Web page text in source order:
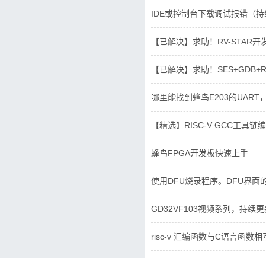
IDE或控制台下载调试报错（持
【已解决】求助！RV-STAR
【已解决】求助！
哪里能找到蜂鸟E203的UART
【精选】RISC-V GCC工具链
蜂鸟FPGA开发板快速上手
使用DFU烧录程序。DFU界面
GD32VF103视频系列，持续更
risc-v 汇编函数与C语言函数相